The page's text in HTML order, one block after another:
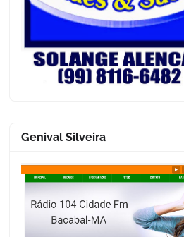
Genival Silveira